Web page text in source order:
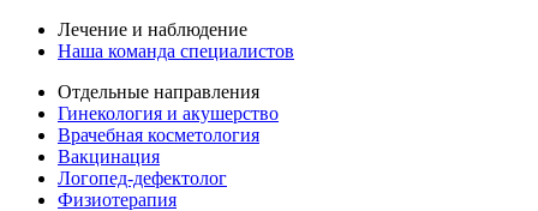
Лечение и наблюдение
Наша команда специалистов
Отдельные направления
Гинекология и акушерство
Врачебная косметология
Вакцинация
Логопед-дефектолог
Физиотерапия